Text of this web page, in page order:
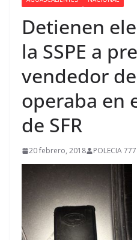
Detienen
la SSPE a
vendedor
operaba en
de SFR
20 febrero, 2018 POLECIA 777